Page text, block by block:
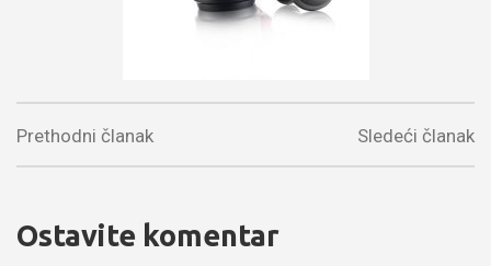
Sledeći članak
Prethodni članak
Ostavite komentar